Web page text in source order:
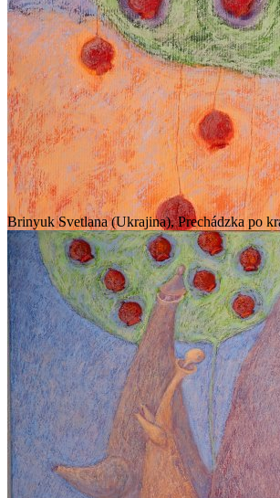
Brinyuk Svetlana (Ukrajina), Prechádzka po